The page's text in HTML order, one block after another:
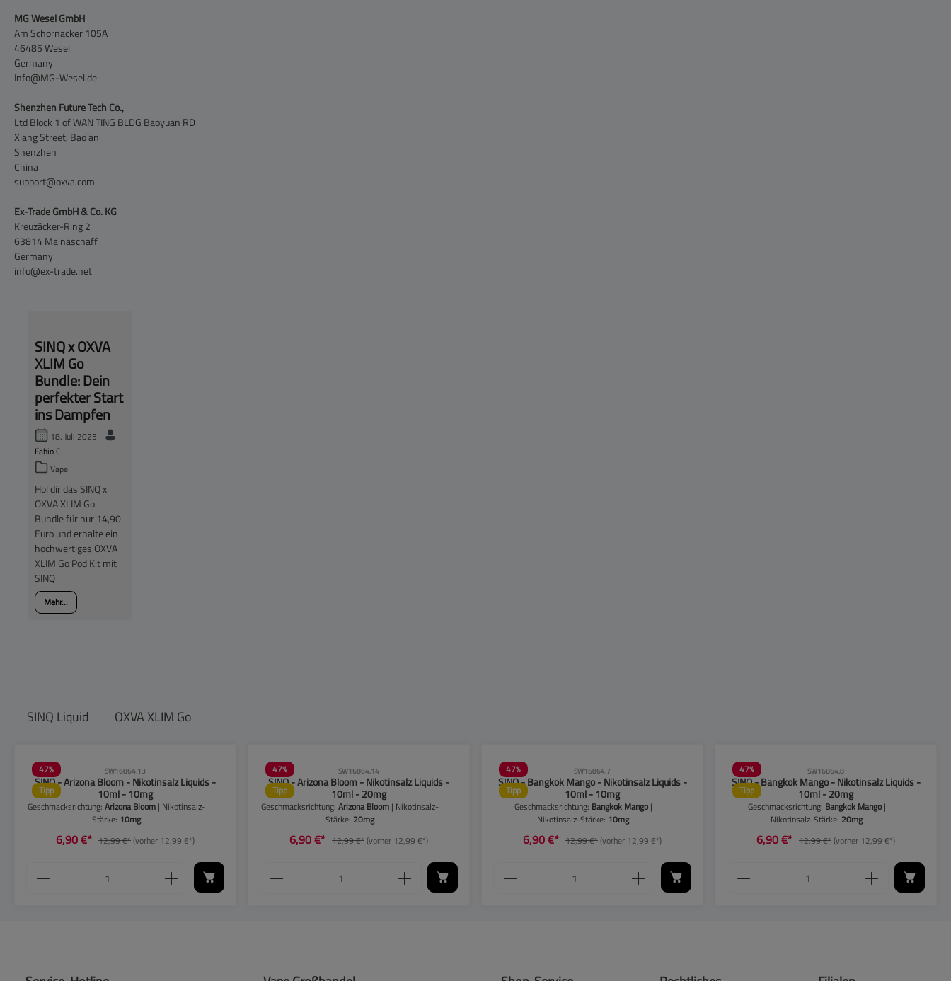
MG Wesel GmbH
Am Schornacker 105A
46485 Wesel
Germany
Info@MG-Wesel.de
Shenzhen Future Tech Co.,
Ltd Block 1 of WAN TING BLDG Baoyuan RD
Xiang Street, Bao`an
Shenzhen
China
support@oxva.com
Ex-Trade GmbH & Co. KG
Kreuzäcker-Ring 2
63814 Mainaschaff
Germany
info@ex-trade.net
SINQ x OXVA
XLIM Go
Bundle: Dein
perfekter Start
ins Dampfen
18. Juli 2025
Fabio C.
Vape
Hol dir das SINQ x
OXVA XLIM Go
Bundle für nur 14,90
Euro und erhalte ein
hochwertiges OXVA
XLIM Go Pod Kit mit
SINQ
Mehr...
SINQ Liquid OXVA XLIM Go
erhöhen oder zu reduzieren.
Schaltflächen, um die Anzahl zu erhöhen oder zu reduzieren.
Wert ein oder benutze die Schaltflächen, um die Anzahl zu erhöhen oder zu reduzieren.
47%
Tipp
SW16864.13
SINQ - Arizona Bloom - Nikotinsalz Liquids -
10ml - 10mg
Geschmacksrichtung: Arizona Bloom | Nikotinsalz-
Stärke: 10mg
6,90 €* 12,99 €*(vorher 12,99 €*)
Produkt Anzahl: Gib den gewünschten Wert ein oder benutze die Schaltflächen, um die Anzahl zu erhöhen oder zu reduzieren.
47%
Tipp
SW16864.14
SINQ - Arizona Bloom - Nikotinsalz Liquids -
10ml - 20mg
Geschmacksrichtung: Arizona Bloom | Nikotinsalz-
Stärke: 20mg
6,90 €* 12,99 €*(vorher 12,99 €*)
Produkt Anzahl: Gib den gewünschten Wert ein oder benutze die Schaltflächen, um die Anzahl
47%
Tipp
SW16864.7
SINQ - Bangkok Mango - Nikotinsalz Liquids -
10ml - 10mg
Geschmacksrichtung: Bangkok Mango |
Nikotinsalz-Stärke: 10mg
6,90 €* 12,99 €*(vorher 12,99 €*)
Produkt Anzahl: Gib den gewünschten Wert ein oder benutze
47%
Tipp
SW16864.8
SINQ - Bangkok Mango - Nikotinsalz Liquids -
10ml - 20mg
Geschmacksrichtung: Bangkok Mango |
Nikotinsalz-Stärke: 20mg
6,90 €* 12,99 €*(vorher 12,99 €*)
Produkt Anzahl: Gib den